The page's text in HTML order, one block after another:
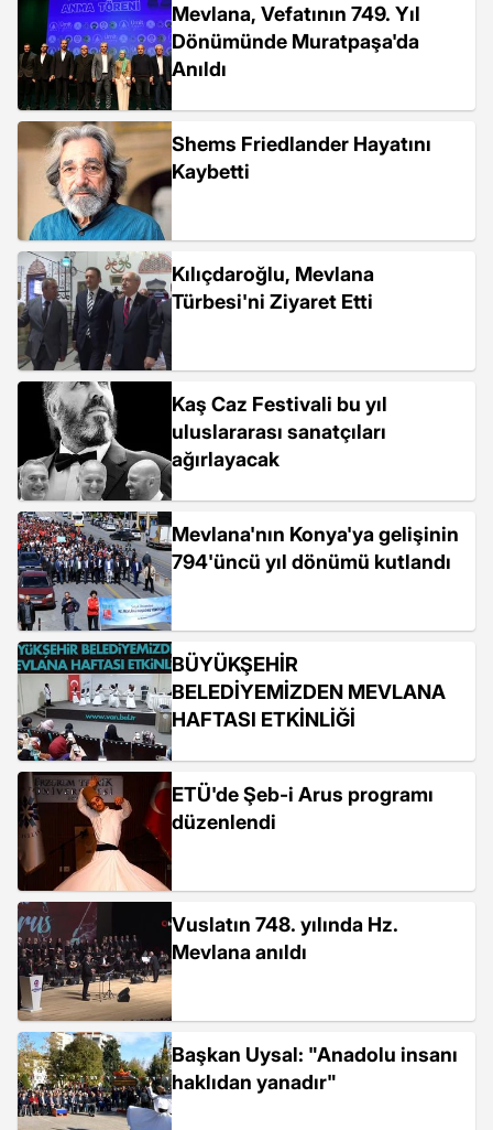
Mevlana, Vefatının 749. Yıl
Dönümünde Muratpaşa'da
Anıldı
Shems Friedlander Hayatını
Kaybetti
Kılıçdaroğlu, Mevlana
Türbesi'ni Ziyaret Etti
Kaş Caz Festivali bu yıl
uluslararası sanatçıları
ağırlayacak
Mevlana'nın Konya'ya gelişinin
794'üncü yıl dönümü kutlandı
BÜYÜKŞEHİR
BELEDİYEMİZDEN MEVLANA
HAFTASI ETKİNLİĞİ
ETÜ'de Şeb-i Arus programı
düzenlendi
Vuslatın 748. yılında Hz.
Mevlana anıldı
Başkan Uysal: "Anadolu insanı
haklıdan yanadır"